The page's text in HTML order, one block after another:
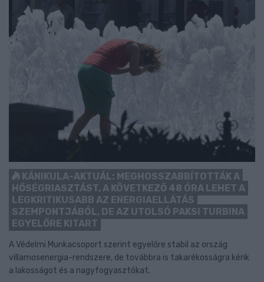
KÁNIKULA-AKTUÁL: MEGHOSSZABBÍTOTTÁK A
HŐSÉGRIASZTÁST, A KÖVETKEZŐ 48 ÓRA LEHET A
LEGKRITIKUSABB AZ ENERGIAELLÁTÁS
SZEMPONTJÁBÓL, DE AZ UTOLSÓ PAKSI TURBINA
EGYELŐRE KITART
A Védelmi Munkacsoport szerint egyelőre stabil az ország
villamosenergia-rendszere, de továbbra is takarékosságra kérik
a lakosságot és a nagyfogyasztókat.